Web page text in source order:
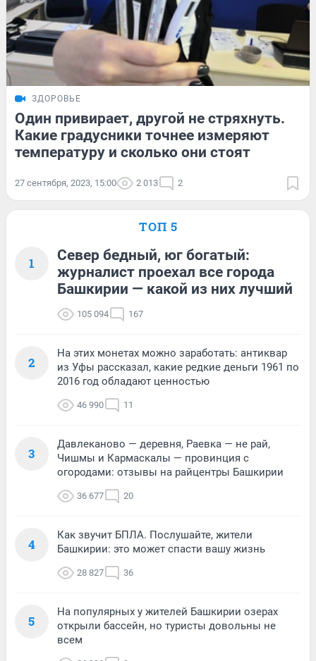
ЗДОРОВЬЕ
Один привирает, другой не стряхнуть.
Какие градусники точнее измеряют
температуру и сколько они стоят
27 сентября, 2023, 15:00 2 013 2
ТОП 5
1
Север бедный, юг богатый:
журналист проехал все города
Башкирии — какой из них лучший
105 094 167
2
На этих монетах можно заработать: антиквар
из Уфы рассказал, какие редкие деньги 1961 по
2016 год обладают ценностью
46 990 11
3
Давлеканово — деревня, Раевка — не рай,
Чишмы и Кармаскалы — провинция с
огородами: отзывы на райцентры Башкирии
36 677 20
4
Как звучит БПЛА. Послушайте, жители
Башкирии: это может спасти вашу жизнь
28 827 36
5
На популярных у жителей Башкирии озерах
открыли бассейн, но туристы довольны не
всем